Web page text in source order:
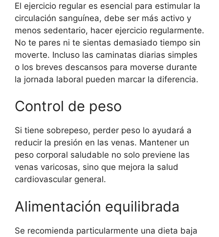
El ejercicio regular es esencial para estimular la
circulación sanguínea, debe ser más activo y
menos sedentario, hacer ejercicio regularmente.
No te pares ni te sientas demasiado tiempo sin
moverte. Incluso las caminatas diarias simples
o los breves descansos para moverse durante
la jornada laboral pueden marcar la diferencia.
Control de peso
Si tiene sobrepeso, perder peso lo ayudará a
reducir la presión en las venas. Mantener un
peso corporal saludable no solo previene las
venas varicosas, sino que mejora la salud
cardiovascular general.
Alimentación equilibrada
Se recomienda particularmente una dieta baja